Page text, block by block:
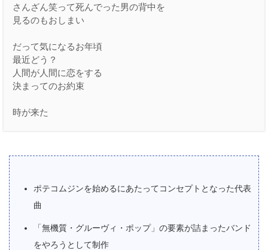
さんざん笑って死んでった男の背中を
見るのもおしまい
だって気になるお年頃
最近どう？
人間が人間に恋をする
決まってのお約束
時が来た
ポテコムジンを始めるにあたってコンセプトとなった代表
曲
「無機質・グルーヴィ・ポップ」の要素が詰まったバンド
をやろうとして制作